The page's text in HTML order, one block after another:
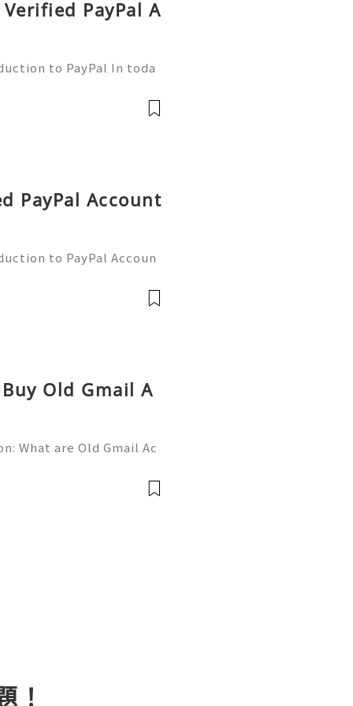
PayPal A
to PayPal In toda
of the leading platfor
PayPal Account
to PayPal Accoun
worldwide. Whether yo
Old Gmail A
What are Old Gmail Ac
so, old Gmail accounts
！